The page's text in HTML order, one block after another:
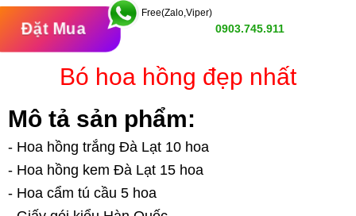
Đặt Mua
Free(Zalo,Viper)
0903.745.911
Bó hoa hồng đẹp nhất
Mô tả sản phẩm:
- Hoa hồng trắng Đà Lạt 10 hoa
- Hoa hồng kem Đà Lạt 15 hoa
- Hoa cẩm tú cầu 5 hoa